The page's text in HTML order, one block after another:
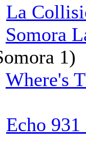
La
Somora
1)
Where's
Echo